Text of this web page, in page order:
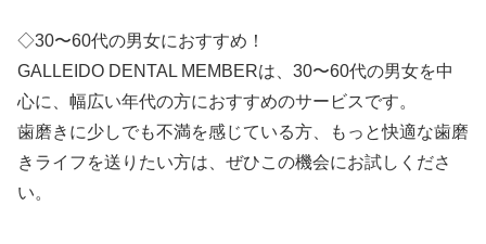
◇30〜60代の男女におすすめ！
GALLEIDO DENTAL MEMBERは、30〜60代の男女を中
心に、幅広い年代の方におすすめのサービスです。
歯磨きに少しでも不満を感じている方、もっと快適な歯磨
きライフを送りたい方は、ぜひこの機会にお試しくださ
い。